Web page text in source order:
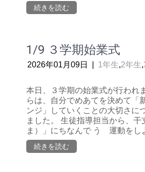
続きを読む
1/9 ３学期始業式
2026年01月09日 1年生,2年生,
本日、３学期の始業式が行われ
らは、自分でめあてを決めて「
ンジ」していくことの大切さに
ました。 生徒指導担当から、干
ま）」にちなんで う 運動をし
続きを読む